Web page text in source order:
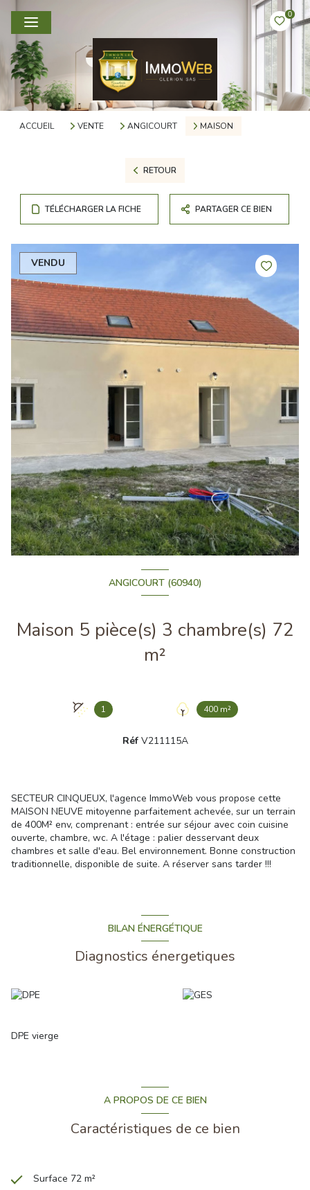
0
ACCUEIL VENTE ANGICOURT MAISON
RETOUR
TÉLÉCHARGER LA FICHE PARTAGER CE BIEN
VENDU
ANGICOURT (60940)
Maison 5 pièce(s) 3 chambre(s) 72
m²
1 400 m²
Réf V211115A
SECTEUR CINQUEUX, l'agence ImmoWeb vous propose cette
MAISON NEUVE mitoyenne parfaitement achevée, sur un terrain
de 400M² env, comprenant : entrée sur séjour avec coin cuisine
ouverte, chambre, wc. A l'étage : palier desservant deux
chambres et salle d'eau. Bel environnement. Bonne construction
traditionnelle, disponible de suite. A réserver sans tarder !!!
BILAN ÉNERGÉTIQUE
Diagnostics énergetiques
DPE vierge
A PROPOS DE CE BIEN
Caractéristiques de ce bien
Surface 72 m²